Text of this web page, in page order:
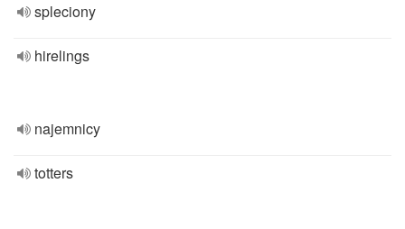
spleciony
hirelings
najemnicy
totters